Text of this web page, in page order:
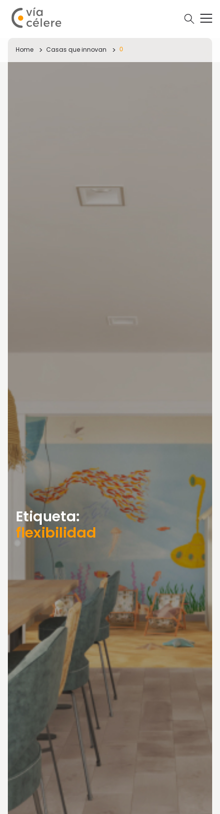
Home Casas que innovan 0
Etiqueta:
flexibilidad